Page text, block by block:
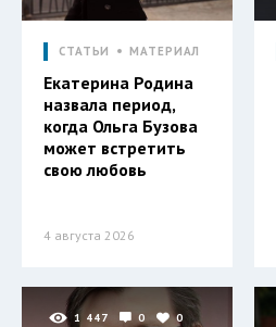
СТАТЬИ МАТЕРИАЛ
Екатерина Родина
назвала период,
когда Ольга Бузова
может встретить
свою любовь
4 августа 2026
1 447 0 0